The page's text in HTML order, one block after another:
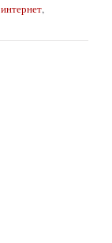
интернет,